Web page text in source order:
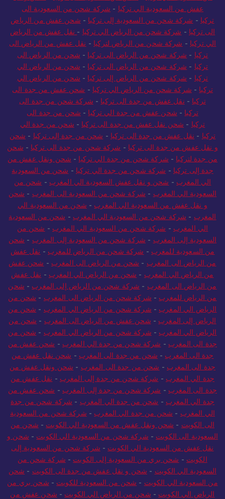
من السعودية الي تركيا - شحن من السعودية الى تركيا
شحن ونقل
عفش من السعودية الي تركيا-شركة شحن من السعودية الى
تركيا -شركة شحن من السعودية إلى تركيا-
شحن عفش من الرياض
الى تركيا
شركة شحن من الرياض الي تركيا-
نقل عفش من الرياض
الي تركيا
- شركة شحن من الرياض لتركيا-
نقل عفش من الرياض الى
تركيا
شركة شحن من الرياض الى تركيا
شحن من الرياض الى
تركيا
شركة شحن من الرياض الى تركيا
شحن من الرياض الي
تركيا
- شركة شحن من الرياض إلى تركيا -
شحن من الرياض الي
تركيا- شركة شحن من الرياض الي تركيا -
شحن عفش من جدة الى
تركيا- نقل عفش من جدة الى تركيا-شركة شحن من جدة الى
تركيا
- شحن عفش من جدة الي تركيا-
شحن من جدة الى
تركيا- شحن نقل عفش من جدة الى تركيا
شحن من جدة الي
تركيا
- نقل عفش من جدة الى تركيا- شحن من جدة إلى تركيا -
شحن
و نقل عفش من جدة الى تركيا
شركة شحن من جدة الى تركيا -
من جدة لتركيا - شركة شحن من جدة الي تركيا -
شحن ونقل عفش من
جدة إلى تركيا
-شركة شحن من جدة الي تركيا -شحن من السعودية
الي المغرب
- شحن و نقل عفش السعودية الي المغرب -
شحن من
السعودية الي المغرب
شركة شحن من السعودية الى المغرب-شحن
و نقل عفش من السعودية الي المغرب-
شحن من السعودية الي
المغرب- شركة شحن من السعودية الي المغرب- شحن من السعودية
الي المغرب- شركة شحن من السعودية الي المغرب- شحن من
السعودية إلى المغرب
شركة شحن من السعودية إلى المغرب -شحن
من السعودية للمغرب
شركة شحن من الرياض للمغرب -نقل عفش
من الرياض الى المغرب
شحن من الرياض الى المغرب
شحن عفش
من الرياض الي المغرب
-شحن من الرياض الي المغرب -
نقل عفش
من الرياض الى المغرب
-شركة شحن من الرياض إلى المغرب
من الرياض للمغرب
شركة شحن من الرياض الى المغرب
شحن من
الرياض الي المغرب
شركة شحن من الرياض الي المغرب
شحن من
الرياض إلى المغرب
شحن عفش من الرياض الى المغرب
شحن من
الرياض الي المغرب - شركة شحن من الرياض الي المغرب
شحن من
جدة الى المغرب
شركة شحن من جدة الي المغرب
شحن عفش من
جدة الى المغرب
شحن من جدة الى المغرب
شحن نقل عفش من
جدة الى المغرب
شحن من جدة الى المغرب-
شحن ونقل عفش من
جدة الي المغرب
شركة شحن من جدة إلى المغرب
نقل عفش من
جدة الى المغرب
شركة شحن من جدة إلى المغرب- شحن عفش من
جدة الي المغرب
شحن من جدة الي المغرب -شركة شحن من جدة
الي المغرب
شحن من جدة الي المغرب
شركة شحن من السعودية
الى الكويت
-شحن ونقل عفش من السعودية الي الكويت
شحن من
السعودية الى الكويت
شركة شحن من السعودية الي الكويت
شحن و
نقل عفش من السعودية الي الكويت -
شركة شحن من السعودية إلى
الكويت- شحن بري من السعودية إلى الكويت - شركة شحن من
السعودية الي الكويت
شحن و نقل عفش من جدة الى الكويت
من السعودية الي الكويت
شحن من السعودية للكويت -
شحن بري من